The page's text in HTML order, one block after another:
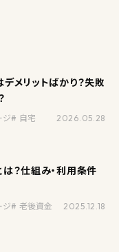
メリットばかり？失敗
ジ 自宅 2026.05.28
？仕組み・利用条件
ジ 老後資金 2025.12.18